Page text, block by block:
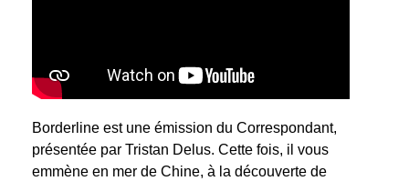
Borderline est une émission du Correspondant,
présentée par Tristan Delus. Cette fois, il vous
emmène en mer de Chine, à la découverte de